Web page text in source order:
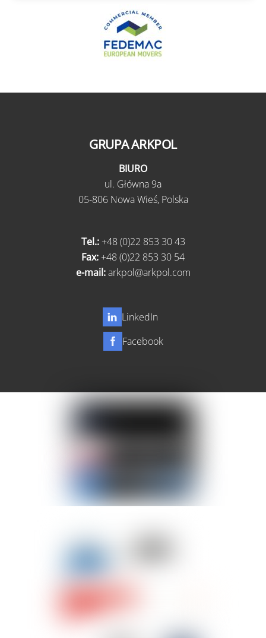
GRUPA ARKPOL
BIURO
ul. Główna 9a
05-806 Nowa Wieś, Polska
Tel.:+48 (0)22 853 30 43
Fax: +48 (0)22 853 30 54
e-mail:arkpol@arkpol.com
LinkedIn
Facebook